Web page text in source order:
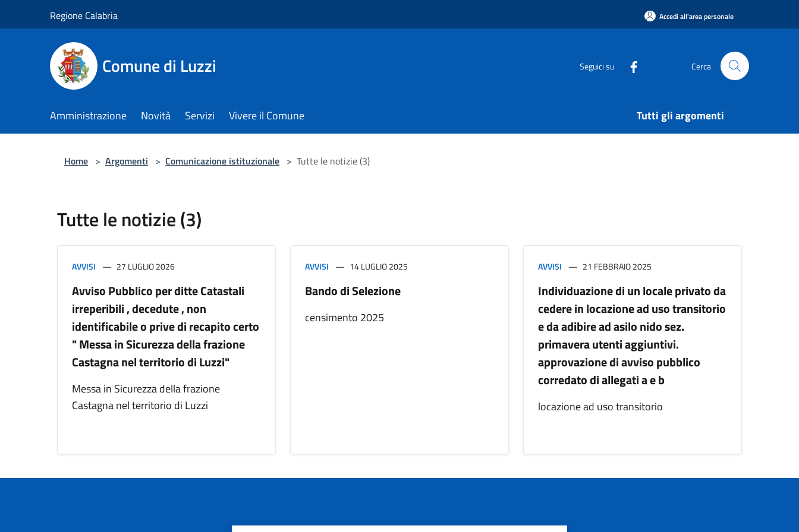
Regione Calabria Accedi all'area personale
Comune di Luzzi Seguici su Cerca
Amministrazione Novità Servizi Vivere il Comune Tutti gli argomenti
Home > Argomenti > Comunicazione istituzionale > Tutte le notizie (3)
Tutte le notizie (3)
AVVISI 27 LUGLIO 2026
Avviso Pubblico per ditte Catastali
irreperibili , decedute , non
identificabile o prive di recapito certo
" Messa in Sicurezza della frazione
Castagna nel territorio di Luzzi"
Messa in Sicurezza della frazione
Castagna nel territorio di Luzzi
AVVISI 14 LUGLIO 2025
Bando di Selezione
censimento 2025
AVVISI 21 FEBBRAIO 2025
Individuazione di un locale privato da
cedere in locazione ad uso transitorio
e da adibire ad asilo nido sez.
primavera utenti aggiuntivi.
approvazione di avviso pubblico
corredato di allegati a e b
locazione ad uso transitorio